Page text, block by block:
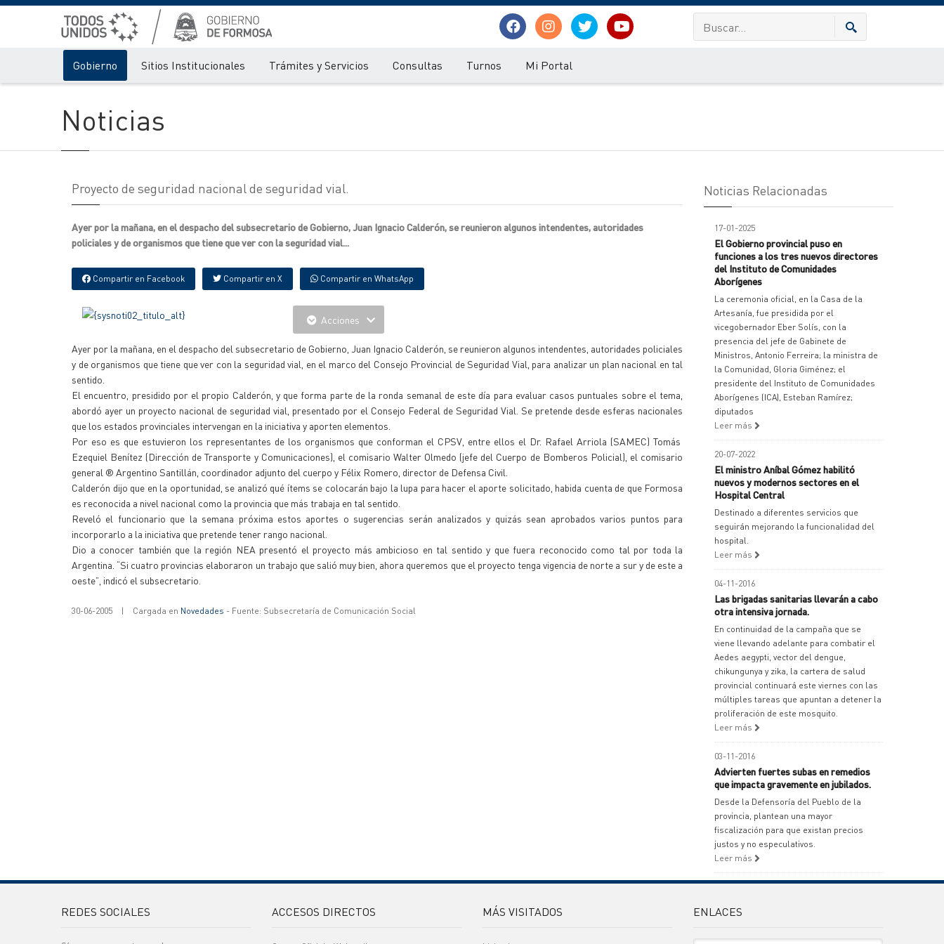
Gobierno Sitios Institucionales Trámites y Servicios Consultas Turnos Mi Portal
Noticias
Proyecto de seguridad nacional de seguridad vial.
Ayer por la mañana, en el despacho del subsecretario de Gobierno, Juan Ignacio Calderón, se reunieron algunos intendentes, autoridades
policiales y de organismos que tiene que ver con la seguridad vial...
Compartir en Facebook Compartir en X Compartir en WhatsApp
Acciones
Ayer por la mañana, en el despacho del subsecretario de Gobierno, Juan Ignacio Calderón, se reunieron algunos intendentes, autoridades policiales
y de organismos que tiene que ver con la seguridad vial, en el marco del Consejo Provincial de Seguridad Vial, para analizar un plan nacional en tal
sentido.
El encuentro, presidido por el propio Calderón, y que forma parte de la ronda semanal de este día para evaluar casos puntuales sobre el tema,
abordó ayer un proyecto nacional de seguridad vial, presentado por el Consejo Federal de Seguridad Vial. Se pretende desde esferas nacionales
que los estados provinciales intervengan en la iniciativa y aporten elementos.
Por eso es que estuvieron los representantes de los organismos que conforman el CPSV, entre ellos el Dr. Rafael Arriola (SAMEC) Tomás
Ezequiel Benítez (Dirección de Transporte y Comunicaciones), el comisario Walter Olmedo (jefe del Cuerpo de Bomberos Policial), el comisario
general ® Argentino Santillán, coordinador adjunto del cuerpo y Félix Romero, director de Defensa Civil.
Calderón dijo que en la oportunidad, se analizó qué ítems se colocarán bajo la lupa para hacer el aporte solicitado, habida cuenta de que Formosa
es reconocida a nivel nacional como la provincia que más trabaja en tal sentido.
Reveló el funcionario que la semana próxima estos aportes o sugerencias serán analizados y quizás sean aprobados varios puntos para
incorporarlo a la iniciativa que pretende tener rango nacional.
Dio a conocer también que la región NEA presentó el proyecto más ambicioso en tal sentido y que fuera reconocido como tal por toda la
Argentina. “Si cuatro provincias elaboraron un trabajo que salió muy bien, ahora queremos que el proyecto tenga vigencia de norte a sur y de este a
oeste”, indicó el subsecretario.
30-06-2005 | Cargada en Novedades - Fuente: Subsecretaría de Comunicación Social
Noticias Relacionadas
17-01-2025
El Gobierno provincial puso en
funciones a los tres nuevos directores
del Instituto de Comunidades
Aborígenes
La ceremonia oficial, en la Casa de la
Artesanía, fue presidida por el
vicegobernador Eber Solís, con la
presencia del jefe de Gabinete de
Ministros, Antonio Ferreira; la ministra de
la Comunidad, Gloria Giménez; el
presidente del Instituto de Comunidades
Aborígenes (ICA), Esteban Ramírez;
diputados
Leer más
20-07-2022
El ministro Aníbal Gómez habilitó
nuevos y modernos sectores en el
Hospital Central
Destinado a diferentes servicios que
seguirán mejorando la funcionalidad del
hospital.
Leer más
04-11-2016
Las brigadas sanitarias llevarán a cabo
otra intensiva jornada.
En continuidad de la campaña que se
viene llevando adelante para combatir el
Aedes aegypti, vector del dengue,
chikungunya y zika, la cartera de salud
provincial continuará este viernes con las
múltiples tareas que apuntan a detener la
proliferación de este mosquito.
Leer más
03-11-2016
Advierten fuertes subas en remedios
que impacta gravemente en jubilados.
Desde la Defensoría del Pueblo de la
provincia, plantean una mayor
fiscalización para que existan precios
justos y no especulativos.
Leer más
REDES SOCIALES ACCESOS DIRECTOS MÁS VISITADOS ENLACES